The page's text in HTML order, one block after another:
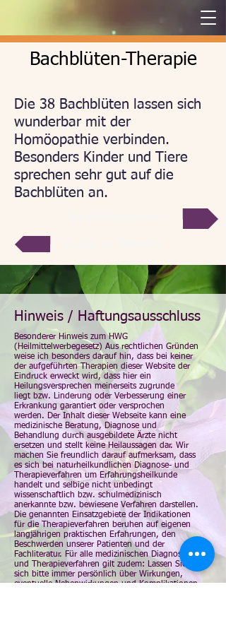
Bachblüten-Therapie
Die 38 Bachblüten lassen sich
wunderbar mit der
Homöopathie verbinden.
Besonders Kinder und Tiere
sprechen sehr gut auf die
Bachblüten an.
Hinweis / Haftungsausschluss
Besonderer Hinweis zum HWG
(Heilmittelwerbegesetz) Aus rechtlichen Gründen
weise ich besonders darauf hin, dass bei keiner
der aufgeführten Therapien dieser Website der
Eindruck erweckt wird, dass hier ein
Heilungsversprechen meinerseits zugrunde
liegt bzw. Linderung oder Verbesserung einer
Erkrankung garantiert oder versprochen
werden. Der Inhalt dieser Webseite kann eine
medizinische Beratung, Diagnose und
Behandlung durch ausgebildete Ärzte nicht
ersetzen und stellt keine Heilaussagen dar. Wir
machen Sie freundlich darauf aufmerksam, dass
es sich bei naturheilkundlichen Diagnose- und
Therapieverfahren um Erfahrungsheilkunde
handelt und selbige nicht unbedingt
wissenschaftlich bzw. schulmedizinisch
anerkannte bzw. bewiesene Verfahren darstellen.
Die genannten Einsatzgebiete der Indikationen
für die Therapieverfahren beruhen auf eigenen
langjährigen praktischen Erfahrungen, den
Beschwerden unserer Patienten und der
Fachliteratur. Für alle medizinischen Diagnose-
und Therapieverfahren gilt zudem: Lassen Sie
sich bitte immer persönlich über Wirkungen,
eventuelle Nebenwirkungen und Komplikationen